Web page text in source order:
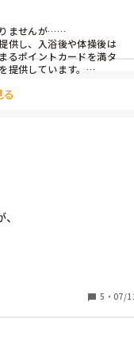
りませんが……
供し、入浴後や体操後は
るポイントカードを満タ
供しています。
いです。
ありますか？教えてい
5 ・ 07/